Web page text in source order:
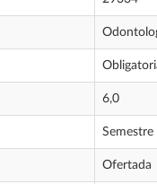
6,0
Semestre
Ofertada